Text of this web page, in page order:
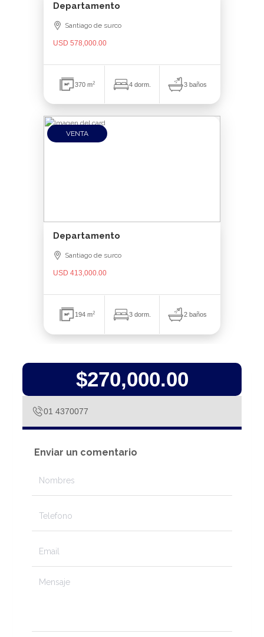
Departamento
Santiago de surco
USD 578,000.00
370 m2 4 dorm. 3 baños
VENTA
Departamento
Santiago de surco
USD 413,000.00
194 m2 3 dorm. 2 baños
$270,000.00
01 4370077
Enviar un comentario